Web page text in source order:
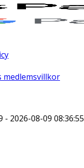
medlemsvillkor
- 2026-08-09 08:36:55